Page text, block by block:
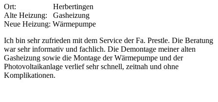
Ort: Herbertingen
Alte Heizung: Gasheizung
Neue Heizung: Wärmepumpe
Ich bin sehr zufrieden mit dem Service der Fa. Prestle. Die Beratung
war sehr informativ und fachlich. Die Demontage meiner alten
Gasheizung sowie die Montage der Wärmepumpe und der
Photovoltaikanlage verlief sehr schnell, zeitnah und ohne
Komplikationen.